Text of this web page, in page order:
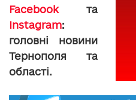
Facebookта
Instagram:
головні новини
Тернополя та
області.